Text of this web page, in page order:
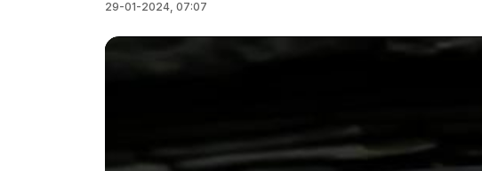
29-01-2024, 07:07